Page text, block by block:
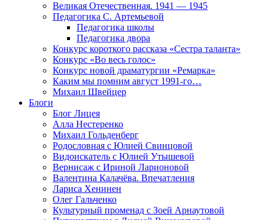
Великая Отечественная. 1941 — 1945
Педагогика С. Артемьевой
Педагогика школы
Педагогика двора
Конкурс короткого рассказа «Сестра таланта»
Конкурс «Во весь голос»
Конкурс новой драматургии «Ремарка»
Каким мы помним август 1991-го…
Михаил Швейцер
Блоги
Блог Лицея
Алла Нестеренко
Михаил Гольденберг
Родословная с Юлией Свинцовой
Видоискатель с Юлией Утышевой
Вернисаж с Ириной Ларионовой
Валентина Калачёва. Впечатления
Лариса Хенинен
Олег Гальченко
Культурный променад с Зоей Арнаутовой